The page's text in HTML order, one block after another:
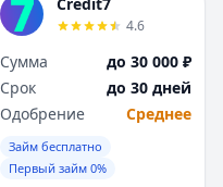
Я
Вся Россия
Я
Вся Россия
4.6
Сумма
до 30 000 ₽
Срок
до 30 дней
Одобрение
Среднее
Займ бесплатно
Первый займ 0%